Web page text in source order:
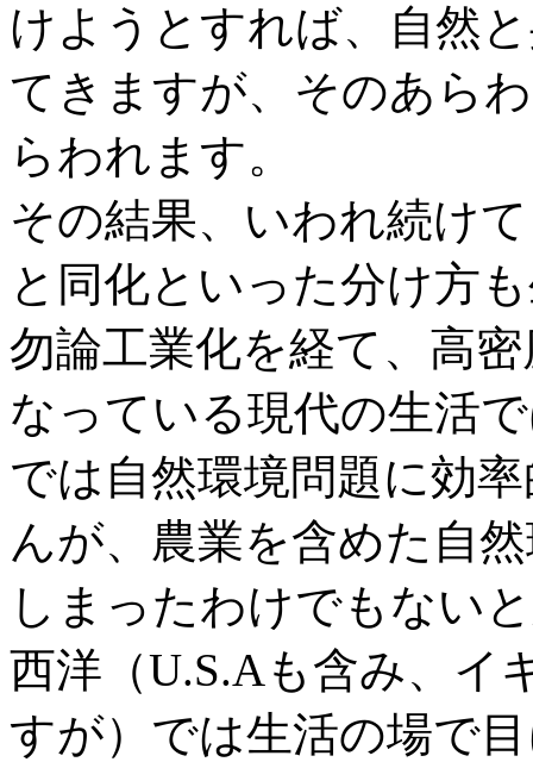
けようとすれば、自然
てきますが、そのあら
らわれます。
その結果、いわれ続け
と同化といった分け方
勿論工業化を経て、高
なっている現代の生活
では自然環境問題に効
んが、農業を含めた自
しまったわけでもない
西洋（U.S.Aも含み、イ
すが）では生活の場で